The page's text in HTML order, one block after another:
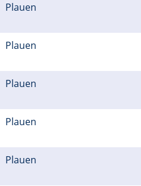
Plauen
Plauen
Plauen
Plauen
Plauen